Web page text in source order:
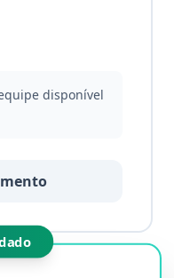
disponível